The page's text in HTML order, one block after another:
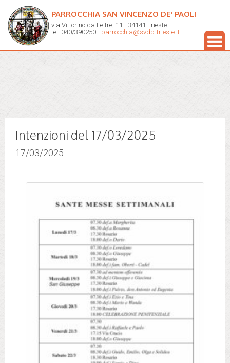
PARROCCHIA SAN VINCENZO DE' PAOLI
via Vittorino da Feltre, 11 - 34141 Trieste
tel. 040/390250 - parrocchia@svdp-trieste.it
Intenzioni del 17/03/2025
17/03/2025